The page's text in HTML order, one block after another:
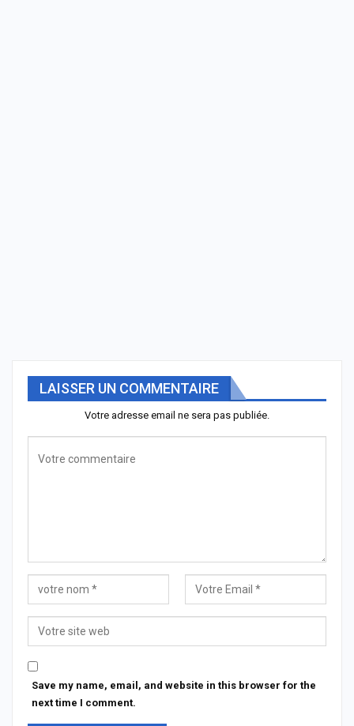
LAISSER UN COMMENTAIRE
Votre adresse email ne sera pas publiée.
Save my name, email, and website in this browser for the
next time I comment.